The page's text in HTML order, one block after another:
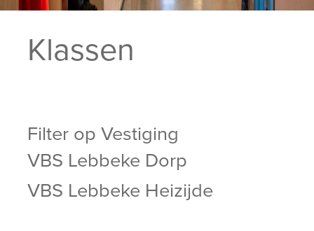
Klassen
Filter op Vestiging
VBS Lebbeke Dorp
VBS Lebbeke Heizijde